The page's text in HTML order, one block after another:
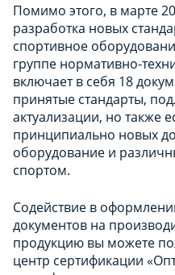
Помимо этого, в марте
разработка новых
спортивное
группе нормативно-
включает в себя 18
принятые стандарты,
актуализации, но также
принципиально новых
оборудование и
спортом.
Содействие в
документов на
продукцию вы можете
центр сертификации